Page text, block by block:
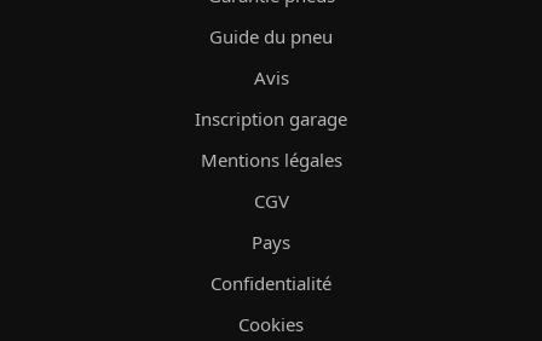
Guide du pneu
Avis
Inscription garage
Mentions légales
CGV
Pays
Confidentialité
Cookies